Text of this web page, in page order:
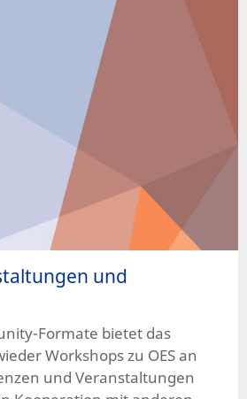
und
Formate bietet das
Workshops zu OES an
und Veranstaltungen